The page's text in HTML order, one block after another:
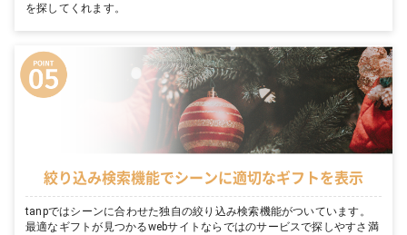
を探してくれます。
絞り込み検索機能でシーンに適切なギフトを表示
tanpではシーンに合わせた独自の絞り込み検索機能がついています。
最適なギフトが見つかるwebサイトならではのサービスで探しやすさ満